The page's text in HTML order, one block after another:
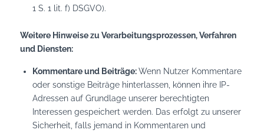
1 S. 1 lit. f) DSGVO).
Weitere Hinweise zu Verarbeitungsprozessen, Verfahren
und Diensten:
Kommentare und Beiträge:Wenn Nutzer Kommentare
oder sonstige Beiträge hinterlassen, können ihre IP-
Adressen auf Grundlage unserer berechtigten
Interessen gespeichert werden. Das erfolgt zu unserer
Sicherheit, falls jemand in Kommentaren und